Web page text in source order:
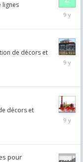
lignes
July
2017
de décors et
décors et
August
pour